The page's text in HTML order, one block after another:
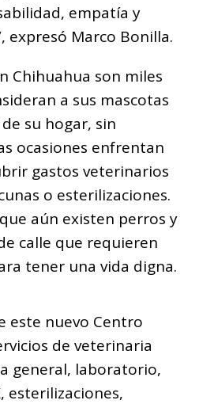
empatía y
expresó Marco Bonilla.
Chihuahua son miles
a sus mascotas
su hogar, sin
ocasiones enfrentan
gastos veterinarios
o esterilizaciones.
aún existen perros y
calle que requieren
tener una vida digna.
este nuevo Centro
de veterinaria
general, laboratorio,
esterilizaciones,